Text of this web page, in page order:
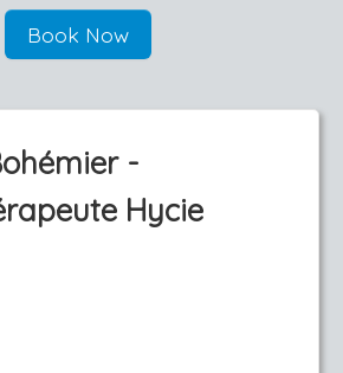
Book Now
-
Hycie